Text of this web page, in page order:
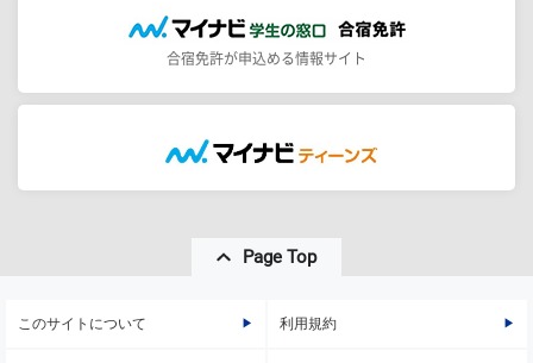
合宿免許が申込める情報サイト
Page Top
このサイトについて 利用規約